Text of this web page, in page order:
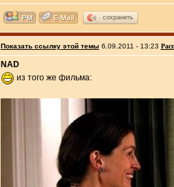
сохранить
Показать ссылку этой темы 6.09.2011 - 13:23
NAD
из того же фильма: